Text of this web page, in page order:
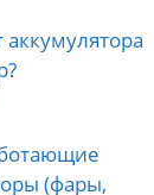
аккумулятора
(фары,